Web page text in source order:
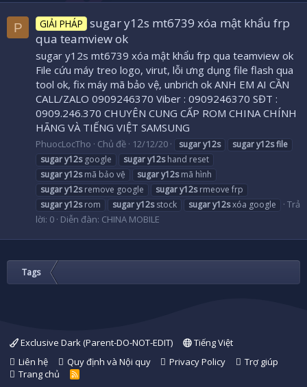
P GIẢI PHÁP sugar y12s mt6739 xóa mật khẩu frp
qua teamview ok
sugar y12s mt6739 xóa mật khẩu frp qua teamview ok
File cứu máy treo logo, virut, lỗi ưng dụng file flash qua
tool ok, fix máy mã bảo vệ, unbrich ok ANH EM AI CẦN
CALL/ZALO 0909246370 Viber : 0909246370 SĐT :
0909.246.370 CHUYÊN CUNG CẤP ROM CHINA CHÍNH
HÃNG VÀ TIẾNG VIỆT SAMSUNG
PhuocLocTho Chủ đề 12/12/20 sugary12s sugary12sfile
sugary12sgoogle sugary12shand reset
sugary12smã bảo vệ sugary12smã hình
sugary12sremove google sugary12srmeove frp
sugary12srom sugary12sstock sugary12sxóa google
Trả
lời: 0 Diễn đàn: CHINA MOBILE
Tags
Exclusive Dark (Parent-DO-NOT-EDIT)
Tiếng Việt
Liên hệ
Quy định và Nội quy Privacy Policy
Trợ giúp
Trang chủ
R